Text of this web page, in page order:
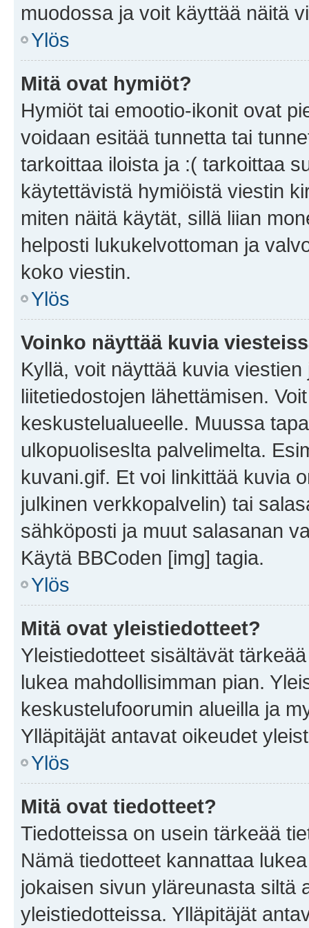
muodossa ja voit käyttää näitä
Ylös
Mitä ovat hymiöt?
Hymiöt tai emootio-ikonit ovat
voidaan esitää tunnetta tai
tarkoittaa iloista ja :( tarkoittaa
käytettävistä hymiöistä viestin
miten näitä käytät, sillä liian
helposti lukukelvottoman ja
koko viestin.
Ylös
Voinko näyttää kuvia
Kyllä, voit näyttää kuvia
liitetiedostojen lähettämisen.
keskustelualueelle. Muussa
ulkopuoliseslta palvelimelta.
kuvani.gif. Et voi linkittää kuvia
julkinen verkkopalvelin) tai
sähköposti ja muut salasanan
Käytä BBCoden [img] tagia.
Ylös
Mitä ovat yleistiedotteet?
Yleistiedotteet sisältävät
lukea mahdollisimman pian.
keskustelufoorumin alueilla ja
Ylläpitäjät antavat oikeudet
Ylös
Mitä ovat tiedotteet?
Tiedotteissa on usein tärkeää
Nämä tiedotteet kannattaa
jokaisen sivun yläreunasta siltä
yleistiedotteissa. Ylläpitäjät